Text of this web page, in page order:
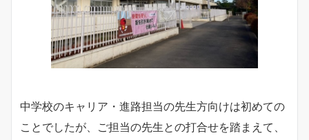
中学校のキャリア・進路担当の先生方向けは初めての
ことでしたが、ご担当の先生との打合せを踏まえて、